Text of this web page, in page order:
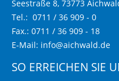
Seestraße 8, 73773
Tel.: 0711 / 36 909 - 0
Fax.: 0711 / 36 909 - 18
E-Mail: info@aichwald.de
SO ERREICHEN SIE